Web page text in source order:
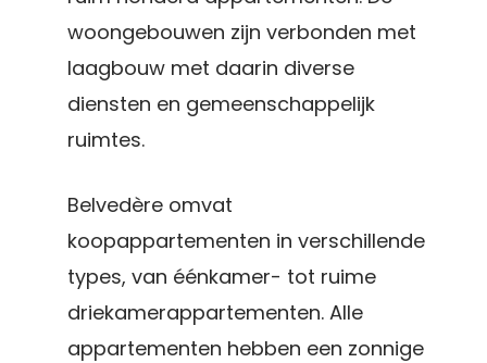
woongebouwen zijn verbonden met
laagbouw met daarin diverse
diensten en gemeenschappelijk
ruimtes.
Belvedère omvat
koopappartementen in verschillende
types, van éénkamer- tot ruime
driekamerappartementen. Alle
appartementen hebben een zonnige